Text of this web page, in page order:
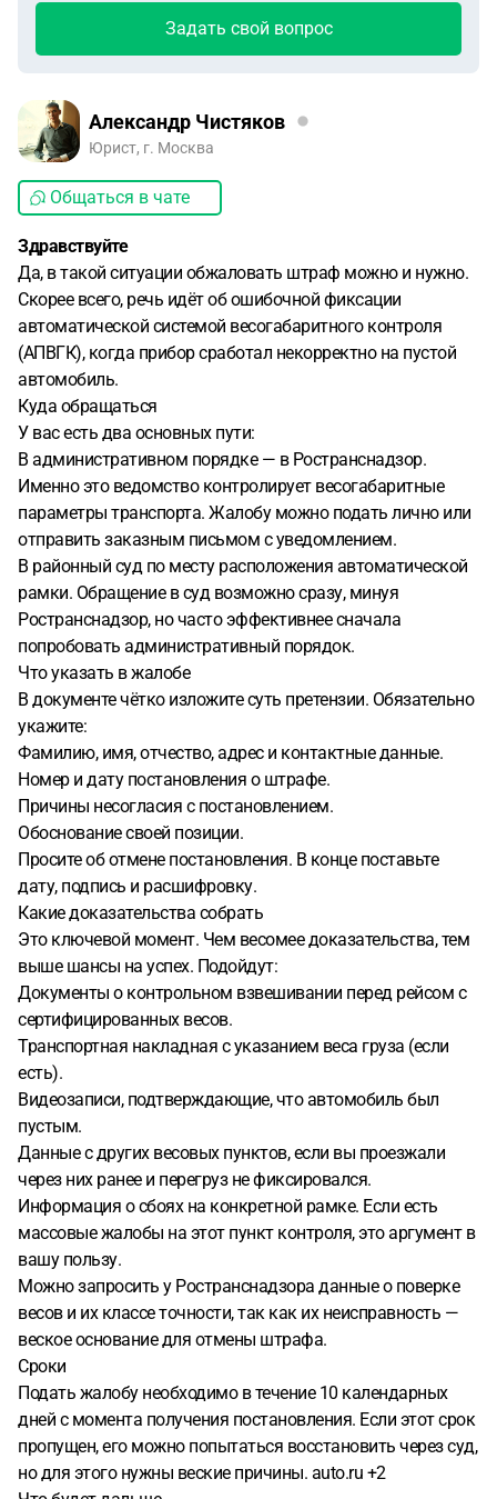
Задать свой вопрос
Александр Чистяков
Юрист, г. Москва
Общаться в чате
Здравствуйте
Да, в такой ситуации обжаловать штраф можно и нужно.
Скорее всего, речь идёт об ошибочной фиксации
автоматической системой весогабаритного контроля
(АПВГК), когда прибор сработал некорректно на пустой
автомобиль.
Куда обращаться
У вас есть два основных пути:
В административном порядке — в Ространснадзор.
Именно это ведомство контролирует весогабаритные
параметры транспорта. Жалобу можно подать лично или
отправить заказным письмом с уведомлением.
В районный суд по месту расположения автоматической
рамки. Обращение в суд возможно сразу, минуя
Ространснадзор, но часто эффективнее сначала
попробовать административный порядок.
Что указать в жалобе
В документе чётко изложите суть претензии. Обязательно
укажите:
Фамилию, имя, отчество, адрес и контактные данные.
Номер и дату постановления о штрафе.
Причины несогласия с постановлением.
Обоснование своей позиции.
Просите об отмене постановления. В конце поставьте
дату, подпись и расшифровку.
Какие доказательства собрать
Это ключевой момент. Чем весомее доказательства, тем
выше шансы на успех. Подойдут:
Документы о контрольном взвешивании перед рейсом с
сертифицированных весов.
Транспортная накладная с указанием веса груза (если
есть).
Видеозаписи, подтверждающие, что автомобиль был
пустым.
Данные с других весовых пунктов, если вы проезжали
через них ранее и перегруз не фиксировался.
Информация о сбоях на конкретной рамке. Если есть
массовые жалобы на этот пункт контроля, это аргумент в
вашу пользу.
Можно запросить у Ространснадзора данные о поверке
весов и их классе точности, так как их неисправность —
веское основание для отмены штрафа.
Сроки
Подать жалобу необходимо в течение 10 календарных
дней с момента получения постановления. Если этот срок
пропущен, его можно попытаться восстановить через суд,
но для этого нужны веские причины. auto.ru +2